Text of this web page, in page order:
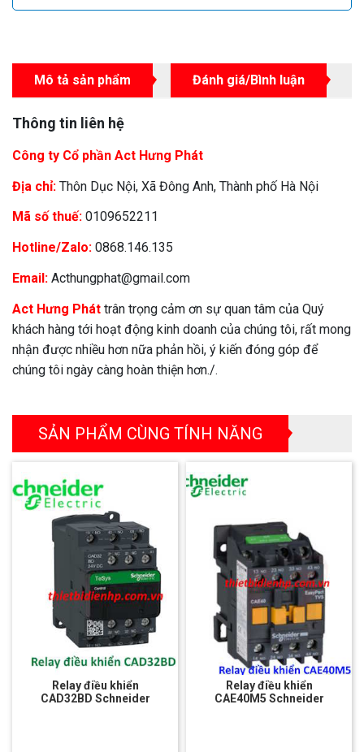
Mô tả sản phẩm Đánh giá/Bình luận
Thông tin liên hệ
Công ty Cổ phần Act Hưng Phát
Địa chỉ: Thôn Dục Nội, Xã Đông Anh, Thành phố Hà Nội
Mã số thuế: 0109652211
Hotline/Zalo: 0868.146.135
Email: Acthungphat@gmail.com
Act Hưng Phát trân trọng cảm ơn sự quan tâm của Quý
khách hàng tới hoạt động kinh doanh của chúng tôi, rất mong
nhận được nhiều hơn nữa phản hồi, ý kiến đóng góp để
chúng tôi ngày càng hoàn thiện hơn./.
SẢN PHẨM CÙNG TÍNH NĂNG
Relay điều khiển
CAD32BD Schneider
Relay điều khiển
CAE40M5 Schneider